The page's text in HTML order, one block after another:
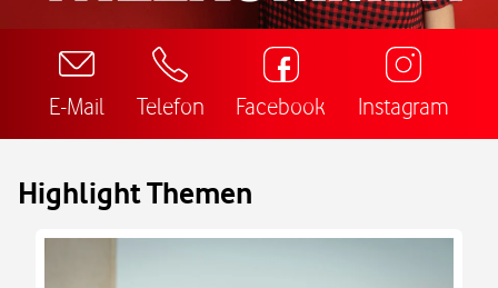
E-Mail Telefon Facebook Instagram
Highlight Themen